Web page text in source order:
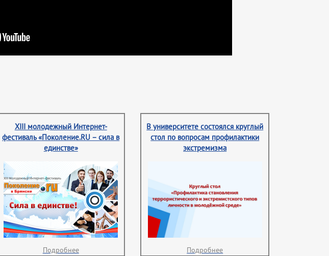
XIII молодежный Интернет-
фестиваль «Поколение.RU – сила в
единстве»
Подробнее
В университете состоялся круглый
стол по вопросам профилактики
экстремизма
Подробнее